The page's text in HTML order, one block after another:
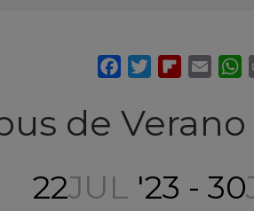
de
22JUL '23 - 30